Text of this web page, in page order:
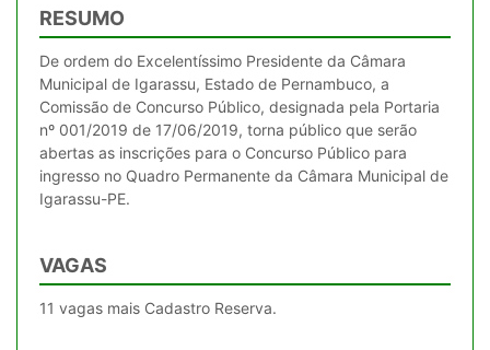
RESUMO
De ordem do Excelentíssimo Presidente da Câmara
Municipal de Igarassu, Estado de Pernambuco, a
Comissão de Concurso Público, designada pela Portaria
nº 001/2019 de 17/06/2019, torna público que serão
abertas as inscrições para o Concurso Público para
ingresso no Quadro Permanente da Câmara Municipal de
Igarassu-PE.
VAGAS
11 vagas mais Cadastro Reserva.